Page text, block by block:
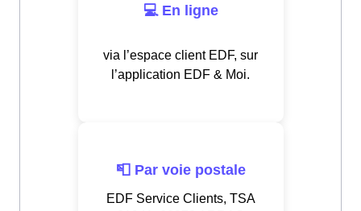
💻 En ligne
via l’espace client EDF, sur
l’application EDF & Moi.
📮 Par voie postale
EDF Service Clients, TSA